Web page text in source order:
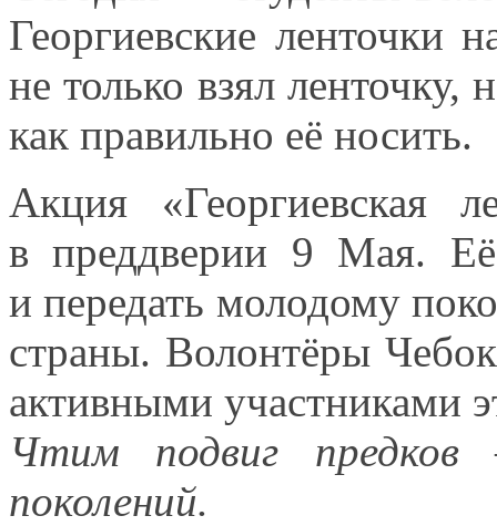
Георгиевские ленточки
не только взял ленточку,
как правильно её носить.
Акция «Георгиевская
в преддверии 9 Мая.
и передать молодому
страны. Волонтёры
активными участниками
Чтим подвиг
поколений.